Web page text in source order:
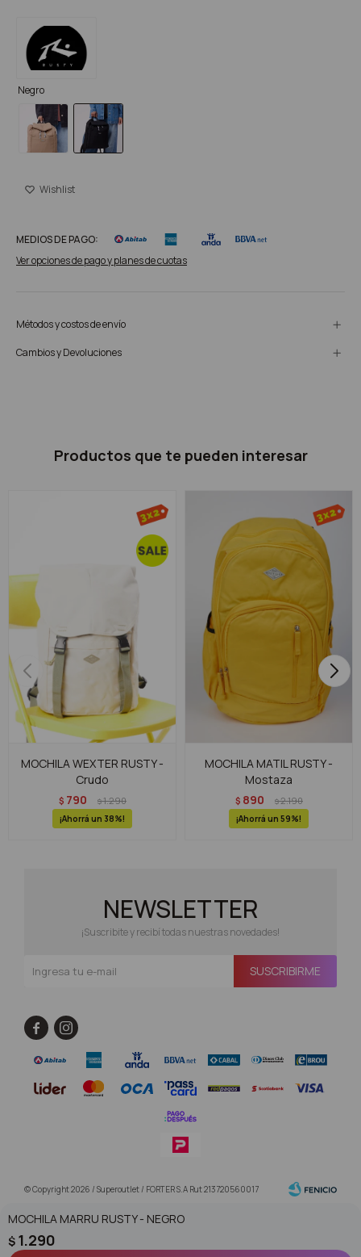
Negro
MOCHILA MARRU RUSTY - NEGRO
$ 1.290
MEDIOS DE PAGO:
Ver opciones de pago y planes de cuotas
Métodos y costos de envío
Cambios y Devoluciones
Productos que te pueden interesar
MOCHILA WEXTER RUSTY -
Crudo
$ 790 $1.290
38
MOCHILA MATIL RUSTY -
Mostaza
$ 890 $2.190
59
NEWSLETTER
¡Suscribite y recibí todas nuestras novedades!
SUSCRIBIRME
 
© Copyright 2026 / Superoutlet / FORTER S.A Rut 213720560017